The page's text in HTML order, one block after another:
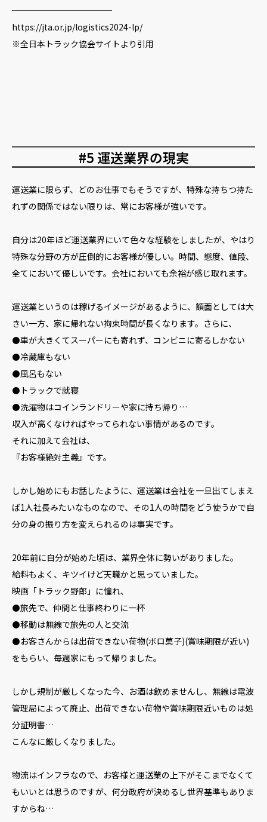
────────────
https://jta.or.jp/logistics2024-lp/
※全日本トラック協会サイトより引用
#5 運送業界の現実
運送業に限らず、どのお仕事でもそうですが、特殊な持ちつ持た
れずの関係ではない限りは、常にお客様が強いです。
自分は20年ほど運送業界にいて色々な経験をしましたが、やはり
特殊な分野の方が圧倒的にお客様が優しい。時間、態度、値段、
全てにおいて優しいです。会社においても余裕が感じ取れます。
運送業というのは稼げるイメージがあるように、額面としては大
きい一方、家に帰れない拘束時間が長くなります。さらに、
⚫車が大きくてスーパーにも寄れず、コンビニに寄るしかない
⚫冷蔵庫もない
⚫風呂もない
⚫トラックで就寝
⚫洗濯物はコインランドリーや家に持ち帰り…
収入が高くなければやってられない事情があるのです。
それに加えて会社は、
『お客様絶対主義』です。
しかし始めにもお話したように、運送業は会社を一旦出てしまえ
ば1人社長みたいなものなので、その1人の時間をどう使うかで自
分の身の振り方を変えられるのは事実です。
20年前に自分が始めた頃は、業界全体に勢いがありました。
給料もよく、キツイけど天職かと思っていました。
映画「トラック野郎」に憧れ、
⚫旅先で、仲間と仕事終わりに一杯
⚫移動は無線で旅先の人と交流
⚫お客さんからは出荷できない荷物(ボロ菓子)(賞味期限が近い)
をもらい、毎週家にもって帰りました。
しかし規制が厳しくなった今、お酒は飲めませんし、無線は電波
管理局によって廃止、出荷できない荷物や賞味期限近いものは処
分証明書…
こんなに厳しくなりました。
物流はインフラなので、お客様と運送業の上下がそこまでなくて
もいいとは思うのですが、何分政府が決めるし世界基準もありま
すからね…